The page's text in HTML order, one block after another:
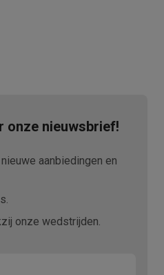
onze nieuwsbrief!
aanbiedingen en
onze wedstrijden.